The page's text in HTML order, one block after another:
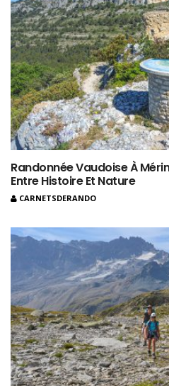
Randonnée Vaudoise À
Entre Histoire Et Nature
CARNETSDERANDO